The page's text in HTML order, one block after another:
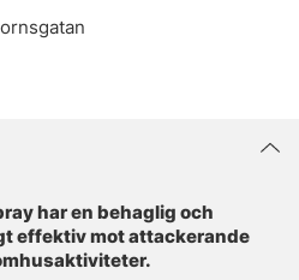
har en behaglig och
effektiv mot attackerande